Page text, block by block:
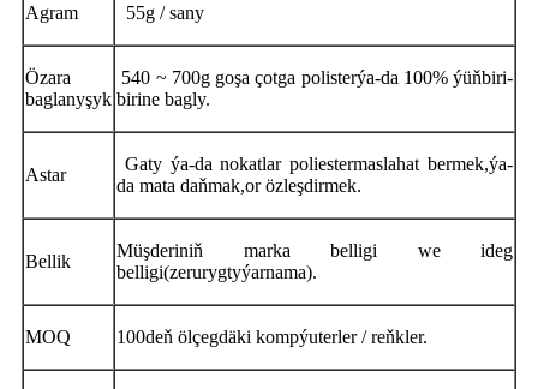
Agram 55g / sany
Özara
baglanyşyk
540 ~ 700g goşa çotga polisterýa-da 100% ýüňbiri-
birine bagly.
Astar
Gaty ýa-da nokatlar poliestermaslahat bermek,ýa-
da mata daňmak,orözleşdirmek.
Bellik
Müşderiniň marka belligi we ideg
belligi(zerurygtyýarnama).
MOQ 100deň ölçegdäki kompýuterler / reňkler.